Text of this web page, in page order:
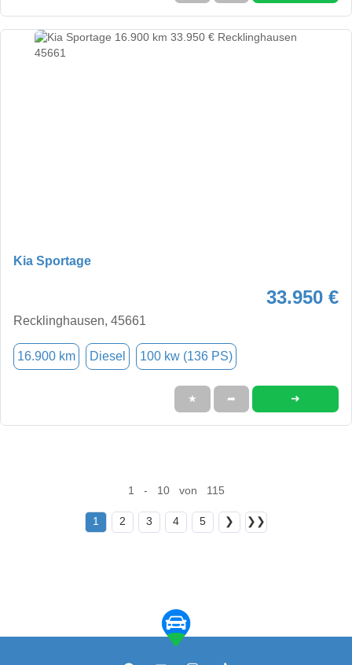
Kia Sportage
33.950 €
Recklinghausen, 45661
16.900 km Diesel 100 kw (136 PS)
★ ➦ ➜
1 - 10 von 115
1 2 3 4 5 ❯ ❯❯